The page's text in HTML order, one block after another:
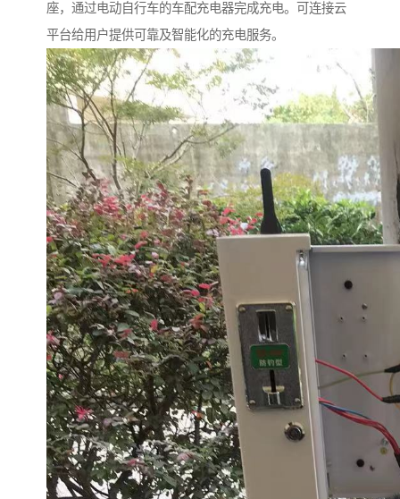
座，通过电动自行车的车配充电器完成充电。可连接云
平台给用户提供可靠及智能化的充电服务。